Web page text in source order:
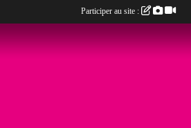
Participer au site :